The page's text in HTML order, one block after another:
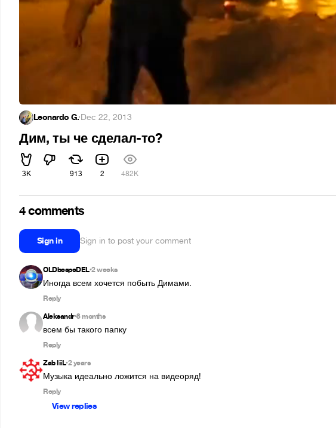
Leonardo G.·Dec 22, 2013
Дим, ты че сделал-то?
3K 913 2 482K
4 comments
Sign in Sign in to post your comment
OLDbespeDEL•2 weeks
Иногда всем хочется побыть Димами.
Reply
Aleksandr•8 months
всем бы такого папку
Reply
Zab IiiL•2 years
Музыка идеально ложится на видеоряд!
Reply
View replies